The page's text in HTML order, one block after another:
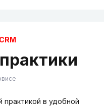
практикой в удобной